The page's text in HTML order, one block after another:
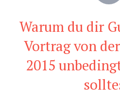
Warum du dir
Vortrag von
2015